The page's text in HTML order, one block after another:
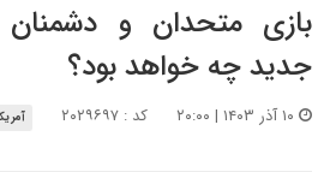
بازی متحدان و
جدید چه خواهد بود؟
کد : ۲۰۲۹۶۹۷